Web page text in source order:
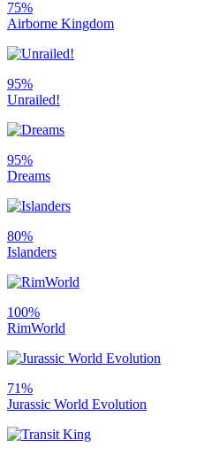
75%
Airborne Kingdom
95%
Unrailed!
95%
Dreams
80%
Islanders
100%
RimWorld
71%
Jurassic World Evolution